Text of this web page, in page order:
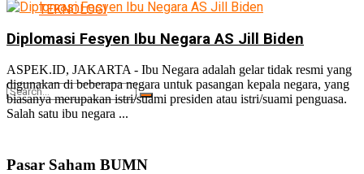
TEKNOLOGI
No Result
Diplomasi Fesyen Ibu Negara AS Jill Biden
ASPEK.ID, JAKARTA - Ibu Negara adalah gelar tidak resmi yang
digunakan di beberapa negara untuk pasangan kepala negara, yang
biasanya merupakan istri/suami presiden atau istri/suami penguasa.
Salah satu ibu negara ...
Pasar Saham BUMN